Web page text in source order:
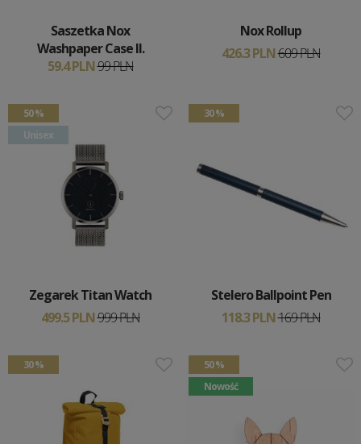
Saszetka Nox
Washpaper Case II.
59.4 PLN99 PLN
Nox Rollup
426.3 PLN609 PLN
50 %
Unisex
Zegarek Titan Watch
499.5 PLN999 PLN
30 %
Stelero Ballpoint Pen
118.3 PLN169 PLN
30 %
50 %
Nowość